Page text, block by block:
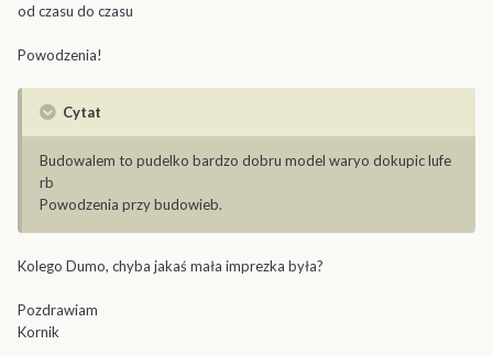
od czasu do czasu
Powodzenia!
Cytat
Budowalem to pudelko bardzo dobru model waryo dokupic lufe
rb
Powodzenia przy budowieb.
Kolego Dumo, chyba jakaś mała imprezka była?
Pozdrawiam
Kornik